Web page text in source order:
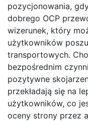
pozycjonowania,
dobrego OCP
wizerunek, który
użytkowników
transportowych.
bezpośrednim
pozytywne
przekładają się na
użytkowników, co
oceny strony przez